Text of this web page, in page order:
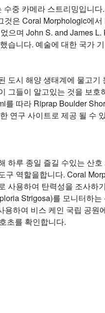
중 카메라 스트리밍입니
은 Coral Morphologic에
으며 John S. and James
습니다. 예술에 대한 국가
도시 해양 생태계에 물고기
그들이 알고있는 것을 보호
따라 Riprap Boulder
연구 사이트로 제공 될 수
하루 종일 즐길 수있는 산
역할을합니다. Coral
사용하여 탄력성을 조사하
Strigosa)를 모니터하는
하여 비스 케인 국립 공원
초를 확인합니다.